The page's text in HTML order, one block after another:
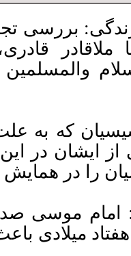
بررسی
ملاقادر
والمسلمین
که به
از ایشان در
را در
امام موسی
هفتاد میلادی